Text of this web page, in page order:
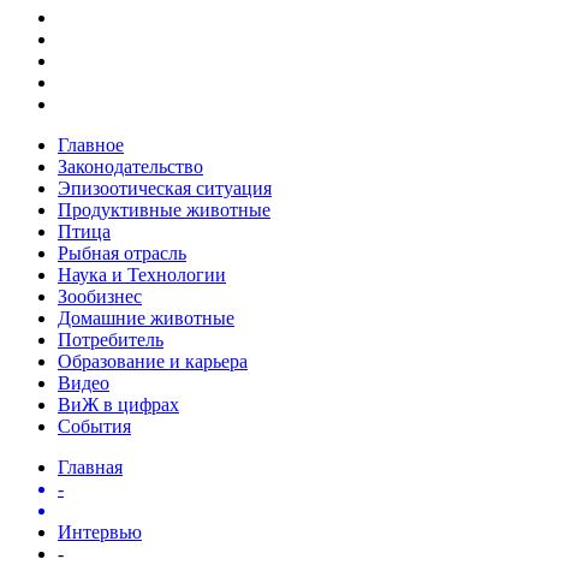
Главное
Законодательство
Эпизоотическая ситуация
Продуктивные животные
Птица
Рыбная отрасль
Наука и Технологии
Зообизнес
Домашние животные
Потребитель
Образование и карьера
Видео
ВиЖ в цифрах
События
Главная
-
Интервью
-